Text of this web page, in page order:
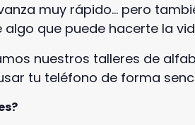
muy rápido… pero
que puede hacerte la
nuestros talleres de
tu teléfono de forma